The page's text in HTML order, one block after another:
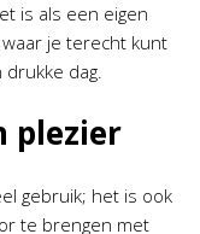
is als een eigen
je terecht kunt
dag.
plezier
gebruik; het is ook
te brengen met